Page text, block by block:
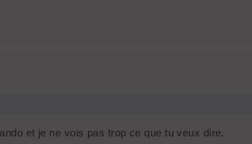
et je ne vois pas trop ce que tu veux dire.